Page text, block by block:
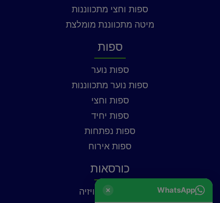
ספות וחצי מתכווננות
מיטה מתכווננת מומלצת
ספות
ספות נוער
ספות נוער מתכווננות
ספות וחצי
ספות יחיד
ספות נפתחות
ספות אירוח
כורסאות
כורסאות טלוויזיה
WhatsApp